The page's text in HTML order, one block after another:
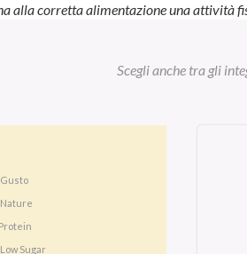
alla corretta alimentazione una attività
Scegli anche tra gli
Sugar